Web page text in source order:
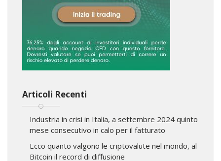
Articoli Recenti
Industria in crisi in Italia, a settembre 2024 quinto
mese consecutivo in calo per il fatturato
Ecco quanto valgono le criptovalute nel mondo, al
Bitcoin il record di diffusione